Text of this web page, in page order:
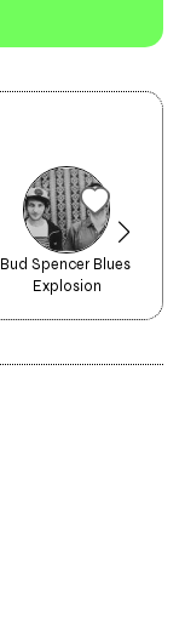
Bud Spencer Blues
Explosion